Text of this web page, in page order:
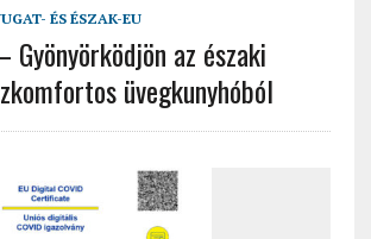
ÉS ÉSZAK-EU
Gyönyörködjön az északi
üvegkunyhóból